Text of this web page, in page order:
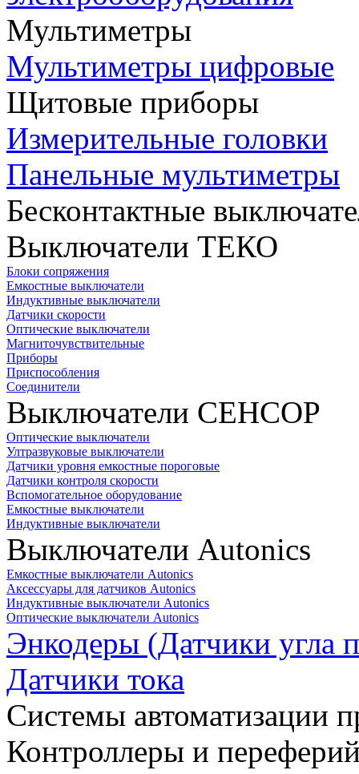
Мультиметры
Мультиметры цифровые
Щитовые приборы
Измерительные головки
Панельные мультиметры
Бесконтактные
Выключатели ТЕКО
Блоки сопряжения
Емкостные выключатели
Индуктивные выключатели
Датчики скорости
Оптические выключатели
Магниточувствительные
Приборы
Приспособления
Соединители
Выключатели СЕНСОР
Оптические выключатели
Ултразвуковые выключатели
Датчики уровня емкостные пороговые
Датчики контроля скорости
Вспомогательное оборудование
Емкостные выключатели
Индуктивные выключатели
Выключатели Autonics
Емкостные выключатели Autonics
Аксессуары для датчиков Autonics
Индуктивные выключатели Autonics
Оптические выключатели Autonics
Энкодеры (Датчики угла
Датчики тока
Системы автоматизации
Контроллеры и